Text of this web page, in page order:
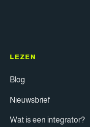
LEZEN
Blog
Nieuwsbrief
Wat is een integrator?